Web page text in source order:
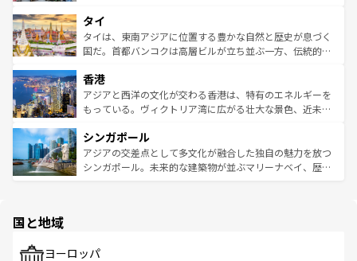
リティに包まれながら、韓国の多彩な魅力を心ゆくまで味
わってみてほしい。 なお、新着の韓国情報はコンテンツ一
覧を参照してほしい。
急速な発展と共に伝統が息づく。ハノイの古い町並みやホ
ーチミン市のフランス統治時代の建物も、独特の雰囲気を
醸し出している。また、バラエティの豊かさとおいしさで
とつ。フォーやバインミー、ベトナムコーヒーなどは、ぜ
ひ現地で味わいたい。どの地域を訪れてもあたたかい人々
が旅行者を迎えてくれるので、きっと忘れられない旅にな
参照してほしい。
タイ
タイは、東南アジアに位置する豊かな自然と歴史が息づく
国だ。首都バンコクは高層ビルが立ち並ぶ一方、伝統的な
の活気が交差している。北部ではチェンマイなどの山岳地
帯で自然と触れ合い、南部ではプーケットやクラビの美し
いビーチでリゾート気分を楽しむことができる。タイ料理
激する。気候は一年中温暖で、どの季節にも異なる楽しみ
が待っている。親しみやすいタイの人々、仏教を中心とし
た文化、そして多様な観光資源が、訪れる旅人を魅了し続
香港
アジアと西洋の文化が交わる香港は、特有のエネルギーを
もっている。ヴィクトリア湾に広がる壮大な景色、近未来
み、どこを訪れても感動するはず。観光スポットが密集し
ており、効率よく見どころを回れるのも魅力。息をのむよ
うな絶景から文化的な体験まで、香港を存分に楽しみ尽く
シンガポール
アジアの交差点として多文化が融合した独自の魅力を放つ
シンガポール。未来的な建築物が並ぶマリーナベイ、歴史
で、ホーカーズは地元の風情を楽しめる外せないスポット
国と地域
ヨーロッパ